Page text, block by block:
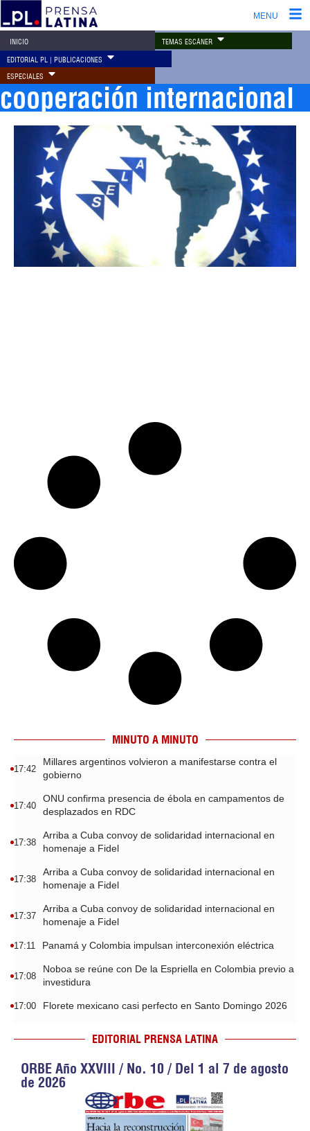
MENU
INICIO TEMAS ESCÁNER
EDITORIAL PL | PUBLICACIONES
ESPECIALES
cooperación internacional
MINUTO A MINUTO
17:42
Millares argentinos volvieron a manifestarse contra el
gobierno
17:40
ONU confirma presencia de ébola en campamentos de
desplazados en RDC
17:38
Arriba a Cuba convoy de solidaridad internacional en
homenaje a Fidel
17:38
Arriba a Cuba convoy de solidaridad internacional en
homenaje a Fidel
17:37
Arriba a Cuba convoy de solidaridad internacional en
homenaje a Fidel
17:11 Panamá y Colombia impulsan interconexión eléctrica
17:08
Noboa se reúne con De la Espriella en Colombia previo a
investidura
17:00 Florete mexicano casi perfecto en Santo Domingo 2026
EDITORIAL PRENSA LATINA
ORBE Año XXVIII / No. 10 / Del 1 al 7 de agosto
de 2026